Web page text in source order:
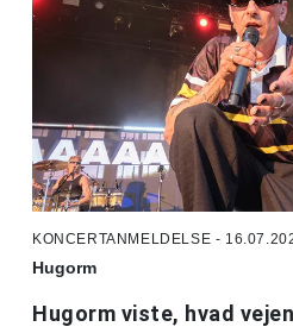
KONCERTANMELDELSE -
Hugorm
Hugorm viste, hvad